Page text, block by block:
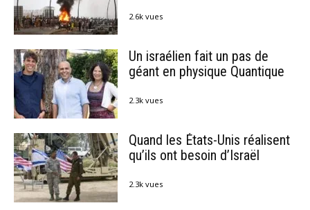
2.6k vues
Un israélien fait un pas de
géant en physique Quantique
2.3k vues
Quand les États-Unis réalisent
qu’ils ont besoin d’Israël
2.3k vues